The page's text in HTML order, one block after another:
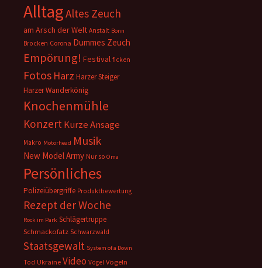
AlltagAltes Zeuch
am Arsch der Welt Anstalt Bonn
Brocken Corona Dummes Zeuch
Empörung! Festival ficken
Fotos Harz Harzer Steiger
Harzer Wanderkönig
Knochenmühle
KonzertKurze Ansage
Makro Motörhead Musik
New Model Army Nur so Oma
Persönliches
Polizeiübergriffe Produktbewertung
Rezept der Woche
Rock im Park Schlägertruppe
Schmackofatz Schwarzwald
Staatsgewalt System of a Down
Tod Ukraine Video Vögel Vögeln